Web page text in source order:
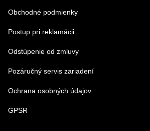
Obchodné podmienky
Postup pri reklamácii
Odstúpenie od zmluvy
Pozáručný servis zariadení
Ochrana osobných údajov
GPSR